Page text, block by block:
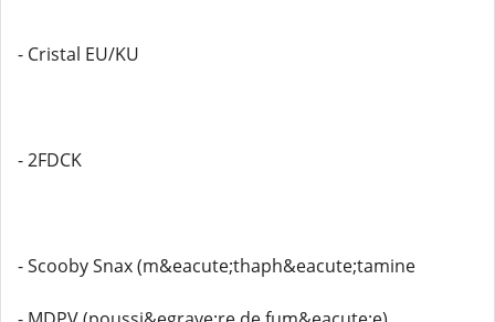
- Cristal EU/KU
- 2FDCK
- Scooby Snax (m&eacute;thaph&eacute;tamine